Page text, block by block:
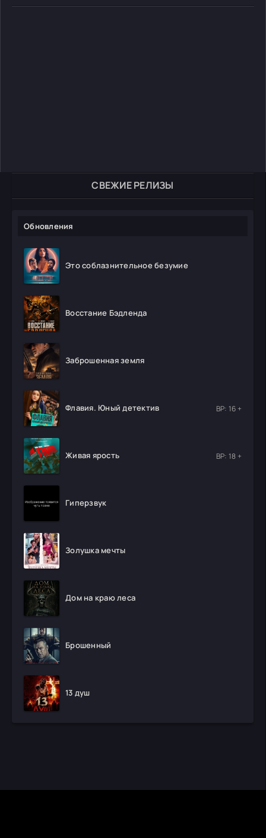
СВЕЖИЕ РЕЛИЗЫ
Обновления
Это соблазнительное безумие
Восстание Бэдленда
Заброшенная земля
Флавия. Юный детектив ВР: 16 +
Живая ярость ВР: 18 +
Гиперзвук
Золушка мечты
Дом на краю леса
Брошенный
13 душ